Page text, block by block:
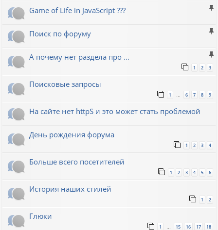
Game of Life in JavaScript ???
Поиск по форуму
А почему нет раздела про ...
1 2 3
Поисковые запросы
1 6 7 8 9
На сайте нет httpS и это может стать проблемой
День рождения форума
1 2 3 4
Больше всего посетителей
1 2 3 4 5 6
История наших стилей
1 2
Глюки
1 … 15 16 17 18